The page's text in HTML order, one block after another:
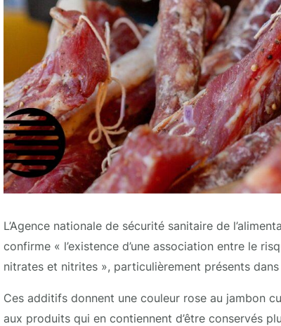
L’Agence nationale de sécurité sanitaire de
confirme « l’existence d’une association entre le
nitrates et nitrites », particulièrement présents
Ces additifs donnent une couleur rose au jambon
aux produits qui en contiennent d’être conservés